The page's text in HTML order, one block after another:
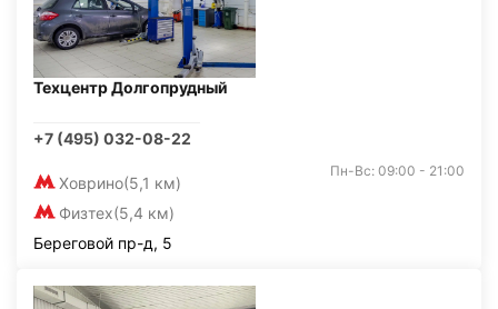
Техцентр Долгопрудный
+7 (495) 032-08-22
Ховрино(5,1 км)
Физтех(5,4 км)
Пн-Вс: 09:00 - 21:00
Береговой пр-д, 5